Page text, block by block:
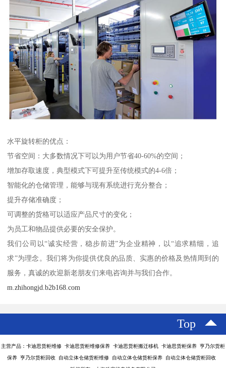
水平旋转柜的优点：
节省空间：大多数情况下可以为用户节省40-60%的空间；
增加存取速度，典型模式下可提升至传统模式的4-6倍；
智能化的仓储管理，能够与现有系统进行充分整合；
提升存储准确度；
可调整的货格可以适应产品尺寸的变化；
为员工和物品提供必要的安全保护。
我们公司以“诚实经营，稳步前进”为企业精神，以“追求精细，追
求”为理念。我们将为你提供优良的品质、实惠的价格及热情周到的
服务，真诚的欢迎新老朋友们来电咨询并与我们合作。
m.zhihongjd.b2b168.com
Top
主营产品：卡迪思货柜维修 卡迪思货柜维修保养 卡迪思货柜搬迁移机 卡迪思货柜保养 亨乃尔货柜
保养 亨乃尔货柜回收 自动立体仓储货柜维修 自动立体仓储货柜保养 自动立体仓储货柜回收